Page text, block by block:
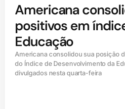
Americana
positivos em
Educação
Americana consolidou sua posição
do Índice de Desenvolvimento da
divulgados nesta quarta-feira